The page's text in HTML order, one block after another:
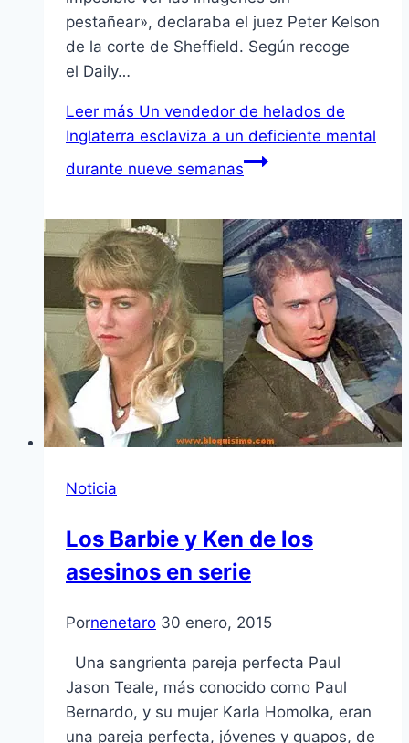
pestañear», declaraba el juez Peter Kelson
de la corte de Sheffield. Según recoge
el Daily…
Leer más Un vendedor de helados de
Inglaterra esclaviza a un deficiente mental
durante nueve semanas
Noticia
Los Barbie y Ken de los
asesinos en serie
Pornenetaro 30 enero, 2015
Una sangrienta pareja perfecta Paul
Jason Teale, más conocido como Paul
Bernardo, y su mujer Karla Homolka, eran
una pareja perfecta, jóvenes y guapos, de